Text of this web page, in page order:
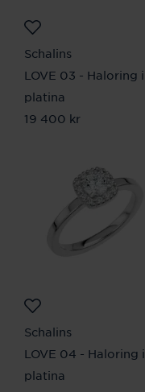
Schalins
LOVE 03 - Haloring i
platina
Pris:19 400 kr
19 400 kr
Schalins
LOVE 04 - Haloring i
platina